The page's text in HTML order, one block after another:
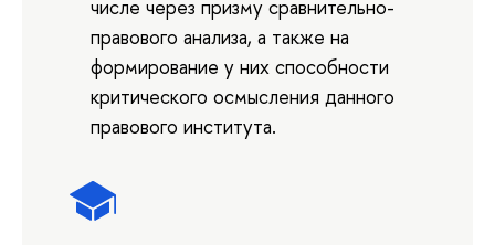
числе через призму сравнительно-
правового анализа, а также на
формирование у них способности
критического осмысления данного
правового института.